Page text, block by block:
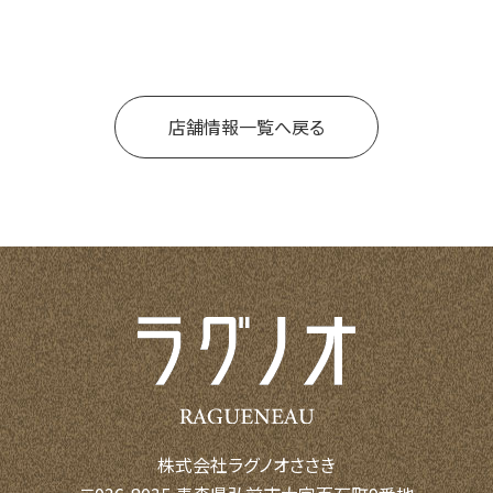
店舗情報一覧へ戻る
株式会社ラグノオささき